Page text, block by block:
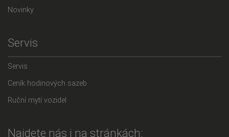
Novinky
Servis
Servis
Ceník hodinových sazeb
Ruční mytí vozidel
Najdete nás i na stránkách: